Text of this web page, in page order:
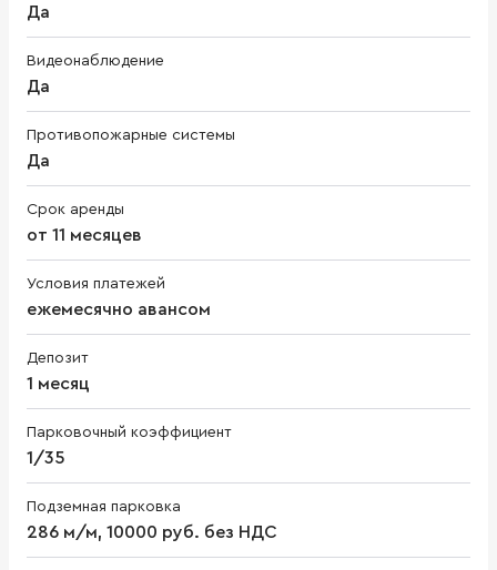
Да
Видеонаблюдение
Да
Противопожарные системы
Да
Срок аренды
от 11 месяцев
Условия платежей
ежемесячно авансом
Депозит
1 месяц
Парковочный коэффициент
1/35
Подземная парковка
286 м/м, 10000 руб. без НДС